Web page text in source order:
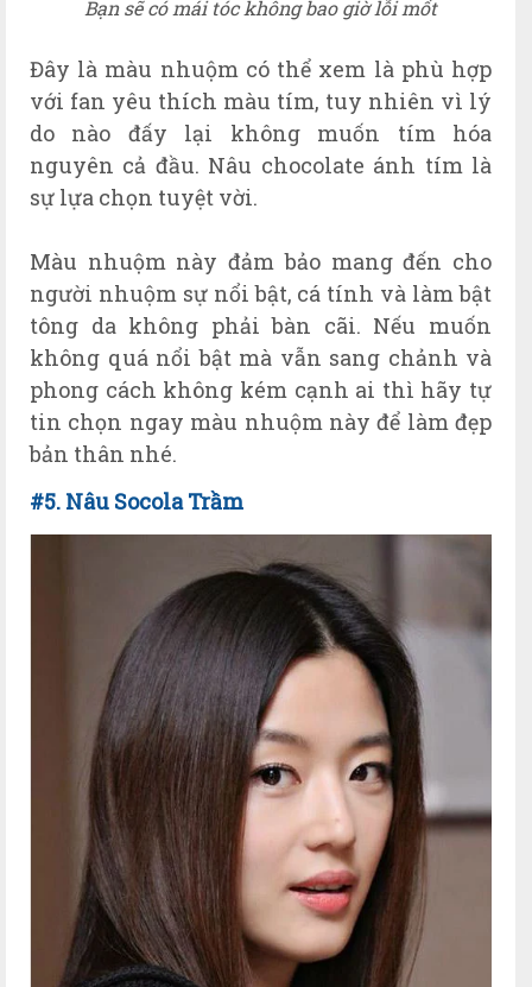
Bạn sẽ có mái tóc không bao giờ lỗi mốt
Đây là màu nhuộm có thể xem là phù hợp
với fan yêu thích màu tím, tuy nhiên vì lý
do nào đấy lại không muốn tím hóa
nguyên cả đầu. Nâu chocolate ánh tím là
sự lựa chọn tuyệt vời.
Màu nhuộm này đảm bảo mang đến cho
người nhuộm sự nổi bật, cá tính và làm bật
tông da không phải bàn cãi. Nếu muốn
không quá nổi bật mà vẫn sang chảnh và
phong cách không kém cạnh ai thì hãy tự
tin chọn ngay màu nhuộm này để làm đẹp
bản thân nhé.
#5. Nâu Socola Trầm